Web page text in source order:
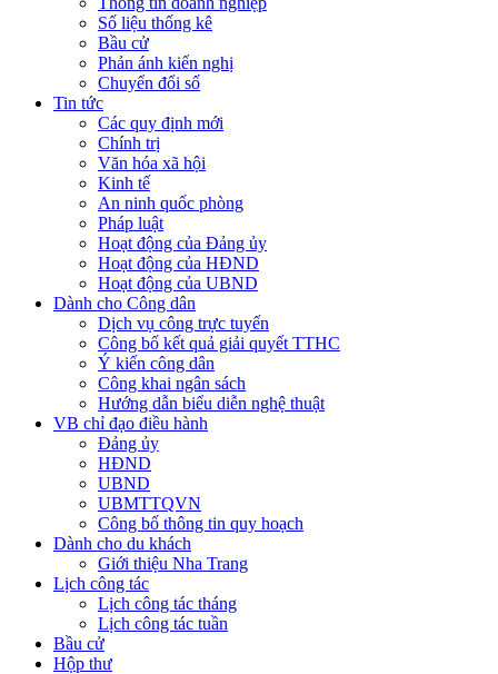
Số liệu thống kê
Bầu cử
Phản ánh kiến nghị
Chuyển đổi số
Tin tức
Các quy định mới
Chính trị
Văn hóa xã hội
Kinh tế
An ninh quốc phòng
Pháp luật
Hoạt động của Đảng ủy
Hoạt động của HĐND
Hoạt động của UBND
Dành cho Công dân
Dịch vụ công trực tuyến
Công bố kết quả giải quyết TTHC
Ý kiến công dân
Công khai ngân sách
Hướng dẫn biểu diễn nghệ thuật
VB chỉ đạo điều hành
Đảng ủy
HĐND
UBND
UBMTTQVN
Công bố thông tin quy hoạch
Dành cho du khách
Giới thiệu Nha Trang
Lịch công tác
Lịch công tác tháng
Lịch công tác tuần
Bầu cử
Hộp thư